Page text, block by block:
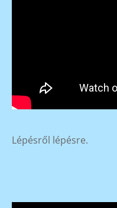
Lépésről lépésre.